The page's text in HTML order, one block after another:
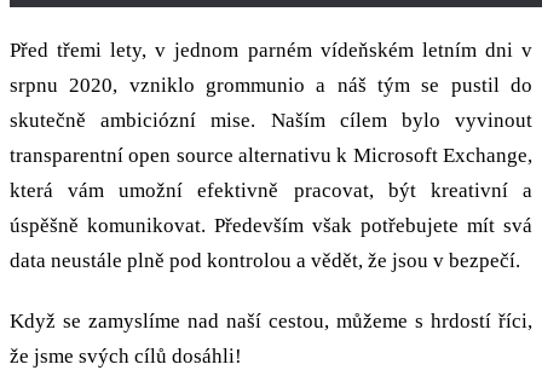
Před třemi lety, v jednom parném vídeňském letním dni v
srpnu 2020, vzniklo grommunio a náš tým se pustil do
skutečně ambiciózní mise. Naším cílem bylo vyvinout
transparentní open source alternativu k Microsoft Exchange,
která vám umožní efektivně pracovat, být kreativní a
úspěšně komunikovat. Především však potřebujete mít svá
data neustále plně pod kontrolou a vědět, že jsou v bezpečí.
Když se zamyslíme nad naší cestou, můžeme s hrdostí říci,
že jsme svých cílů dosáhli!